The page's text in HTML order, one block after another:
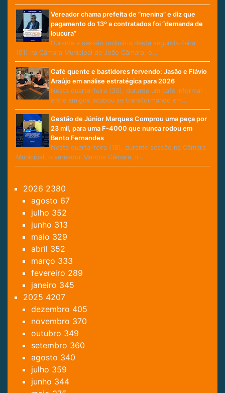
Vereador chama prefeita de “menina” e diz que
pagamento do 13º a contratados foi “demanda de
loucura”
Durante a sessão ordinária desta segunda-feira
(01) na Câmara Municipal de João Câmara, o…
Café quente e bastidores fervendo: Jasão e Flávio
Araújo em análise estratégica para 2026
Nesta quarta-feira (30), durante um café informal
entre amigos acabou se transformando em…
Gestão de Júnior Marques Comprou uma peça por
23 mil, para uma F-4000 que nunca rodou em
Bento Fernandes
Nesta quarta-feira (18), durante sessão na Câmara
Municipal, o vereador Marcos Câmara, lí…
2026 2380
agosto 67
julho 352
junho 313
maio 329
abril 352
março 333
fevereiro 289
janeiro 345
2025 4207
dezembro 405
novembro 370
outubro 349
setembro 360
agosto 340
julho 359
junho 344